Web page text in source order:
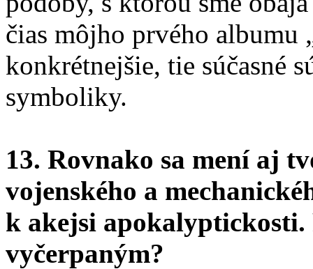
čias môjho prvého
konkrétnejšie, tie súčasné
symboliky.
13. Rovnako sa mení aj
vojenského a
k akejsi apokalyptickosti.
vyčerpaným?